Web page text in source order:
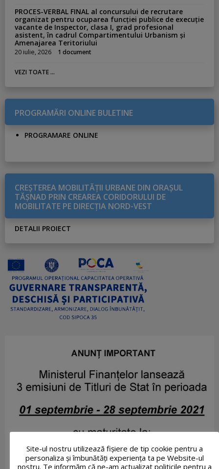
PROCES-VERBAL FINAL al concursului de recrutare
organizat pentru ocuparea funcției publice de execuție
vacante de Inspector, clasa I, grad profesional
asistent, în cadrul Compartimentului Urbanism și
Amenajarea Teritoriului
20 iulie, 2026 1 document
VEZI TOATE ...
PROGRAMĂRI ONLINE BULETINE
PROGRAMARE ONLINE
CREŞTEREA MOBILITĂŢII URBANE DIN ORAŞUL
TĂŞNAD PRIN CREAREA CORIDORULUI DE
MOBILITATE PE DIRECŢIA NORD-VEST
DETALII PROIECT
Site-ul nostru utilizează fişiere de tip cookie pentru a
personaliza și îmbunătăți experiența ta pe Website-ul
nostru. Te informăm că ne-am actualizat politicile pentru a